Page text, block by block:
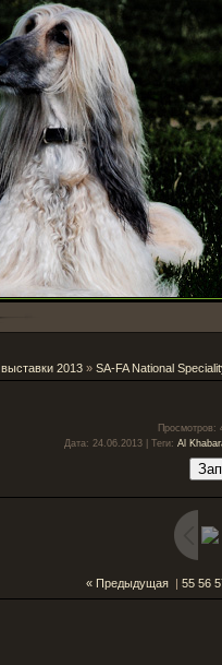
выставки 2013» SA-FA National
Просмотров:
Дата: 24.06.2013 | Теги: Al
« Предыдущая| 55 56